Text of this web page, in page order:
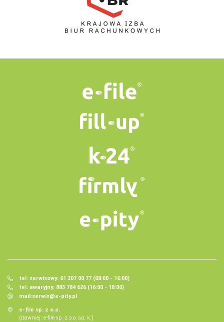
tel. serwisowy: 61 307 00 77 (08:00 - 16:00)
tel. awaryjny: 883 784 626 (16:00 - 18:00)
mail:serwis@e-pity.pl
e-file sp. z o.o.
(dawniej: e-file sp. z o.o. sp. k.)